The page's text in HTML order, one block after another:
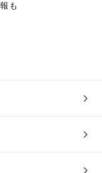
も